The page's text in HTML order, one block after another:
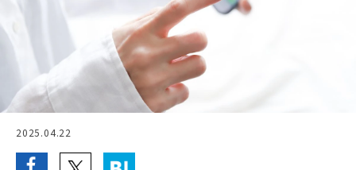
2025.04.22